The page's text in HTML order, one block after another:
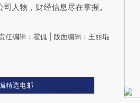
人物，财经信息尽在掌握。
任编辑：霍侃 | 版面编辑：王丽琨
精选电邮